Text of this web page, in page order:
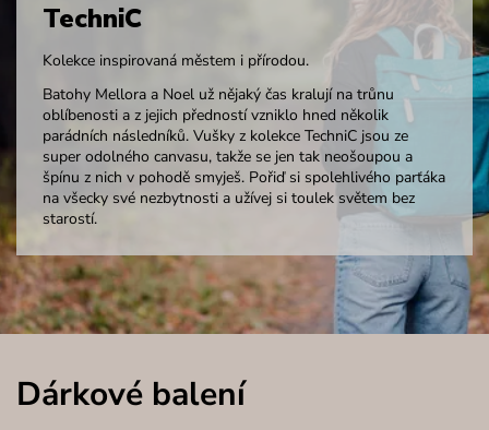
TechniC
Kolekce inspirovaná městem i přírodou.
Batohy Mellora a Noel už nějaký čas kralují na trůnu
oblíbenosti a z jejich předností vzniklo hned několik
parádních následníků. Vušky z kolekce TechniC jsou ze
super odolného canvasu, takže se jen tak neošoupou a
špínu z nich v pohodě smyješ. Pořiď si spolehlivého parťáka
na všecky své nezbytnosti a užívej si toulek světem bez
starostí.
Dárkové balení